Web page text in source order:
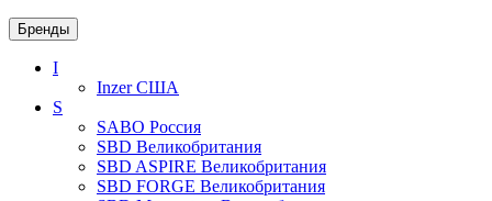
Бренды
I
InzerСША
S
SABO Россия
SBD Великобритания
SBD ASPIRE Великобритания
SBD FORGE Великобритания